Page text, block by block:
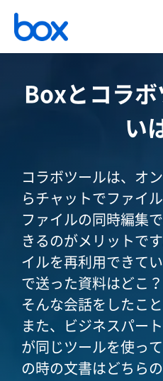
Boxとコラ
い
コラボツールは、オ
らチャットでファイ
ファイルの同時編集
きるのがメリットで
イルを再利用できて
で送った資料はどこ
そんな会話をしたこ
また、ビジネスパー
が同じツールを使っ
の時の文書はどちら